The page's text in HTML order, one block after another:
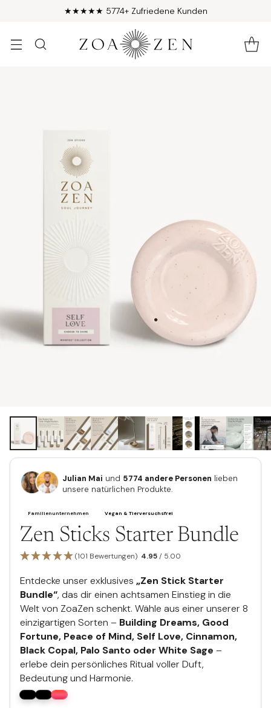
♡ Female Founded
Julian Mai und 5774 andere Personen lieben
unsere natürlichen Produkte.
Zen Sticks Starter Bundle
(101 Bewertungen) 4.95/ 5.00
Entdecke unser exklusives „Zen Stick Starter
Bundle“, das dir einen achtsamen Einstieg in die
Welt von ZoaZen schenkt. Wähle aus einer unserer 8
einzigartigen Sorten – Building Dreams, Good
Fortune, Peace of Mind, Self Love, Cinnamon,
Black Copal, Palo Santo oder White Sage –
erlebe dein persönliches Ritual voller Duft,
Bedeutung und Harmonie.